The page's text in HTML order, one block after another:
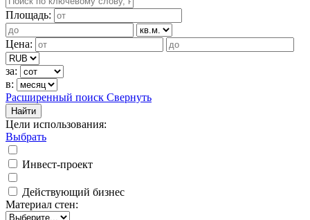
Площадь:
Цена:
за:
в:
Расширенный поиск Свернуть
Найти
Цели использования:
Выбрать
Инвест-проект
Действующий бизнес
Материал стен: